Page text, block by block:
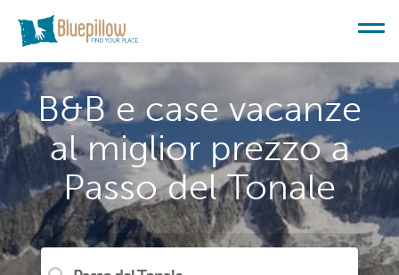
B&B e case vacanze
al miglior prezzo a
Passo del Tonale